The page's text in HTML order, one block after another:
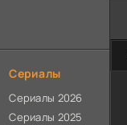
Сериалы
Сериалы 2026
Сериалы 2025